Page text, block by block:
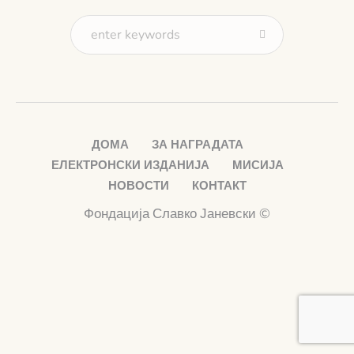
ДОМА
ЗА НАГРАДАТА
ЕЛЕКТРОНСКИ ИЗДАНИЈА
МИСИЈА
НОВОСТИ
КОНТАКТ
Фондација Славко Јаневски ©